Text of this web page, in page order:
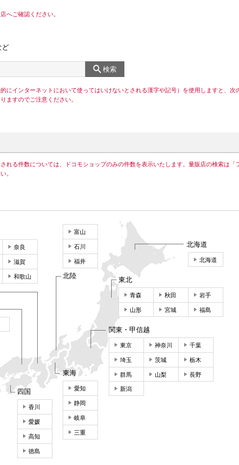
へご確認ください。
ど
検索
にインターネットにおいて使ってはいけないとされる漢字や記号）を使用しますと、次
ますのでご注意ください。
れる件数については、ドコモショップのみの件数を表示いたします。量販店の検索は「
。
北海道
北海道
東北
青森 秋田 岩手
山形 宮城 福島
関東・甲信越
東京 神奈川 千葉
埼玉 茨城 栃木
群馬 山梨 長野
新潟
東海
愛知
静岡
岐阜
三重
富山
石川
福井
北陸
奈良
滋賀
和歌山
四国
香川
愛媛
高知
徳島